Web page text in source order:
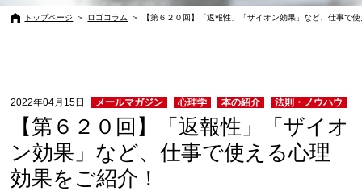
トップページ ＞ ロゴコラム ＞ 【第６２０回】「返報性」「ザイオン効果」など、仕事で
2022年04月15日 メールマガジン 心理学 本の紹介 法則・ノウハウ
【第６２０回】「返報性」「ザイオ
ン効果」など、仕事で使える心理
効果をご紹介！